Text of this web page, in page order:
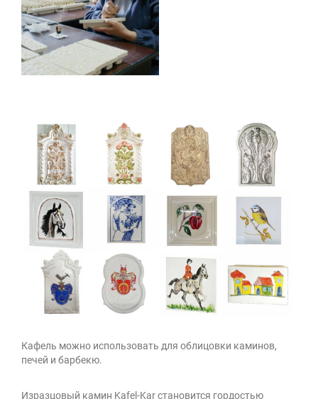
Кафель можно использовать для облицовки каминов,
печей и барбекю.
Изразцовый камин Kafel-Kar становится гордостью